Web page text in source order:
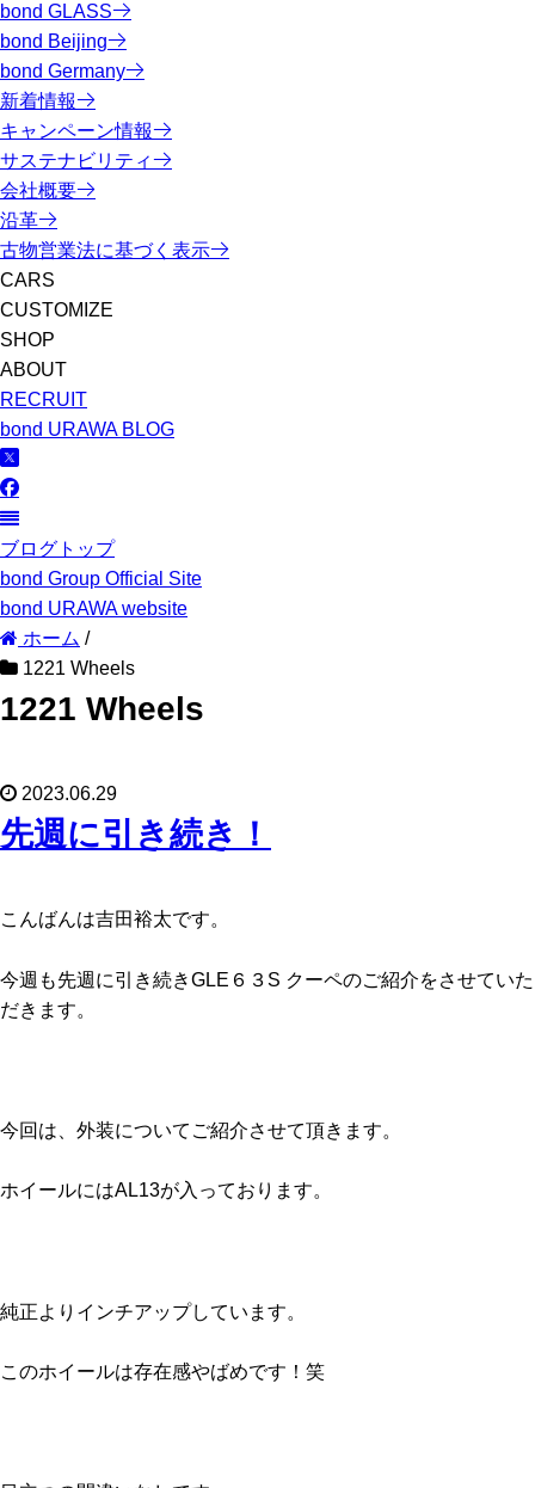
bond GLASS
bond Beijing
bond Germany
新着情報
キャンペーン情報
サステナビリティ
会社概要
沿革
古物営業法に基づく表示
CARS
CUSTOMIZE
SHOP
ABOUT
RECRUIT
bond URAWA BLOG
ブログトップ
bond Group Official Site
bond URAWA website
ホーム /
1221 Wheels
1221 Wheels
2023.06.29
先週に引き続き！
こんばんは吉田裕太です。
今週も先週に引き続きGLE６３S クーペのご紹介をさせていた
だきます。
今回は、外装についてご紹介させて頂きます。
ホイールにはAL13が入っております。
純正よりインチアップしています。
このホイールは存在感やばめです！笑